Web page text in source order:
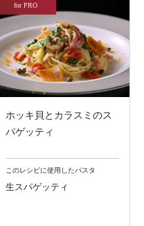
for PRO
ホッキ貝とカラスミのス
パゲッティ
このレシピに使用したパスタ
生スパゲッティ